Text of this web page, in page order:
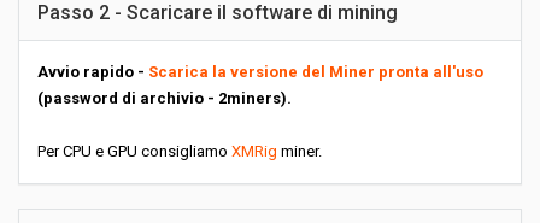
Passo 2 - Scaricare il software di mining
Avvio rapido - Scarica la versione del Miner pronta all'uso
(password di archivio - 2miners).
Per CPU e GPU consigliamo XMRig miner.